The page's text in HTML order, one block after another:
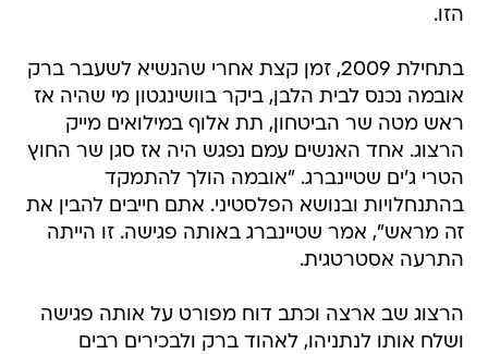
הזו.
בתחילת 2009, זמן קצת אחרי שהנשיא לשעבר ברק
אובמה נכנס לבית הלבן, ביקר בוושינגטון מי שהיה אז
ראש מטה שר הביטחון, תת אלוף במילואים מייק
הרצוג. אחד האנשים עמם נפגש היה אז סגן שר החוץ
הטרי ג'ים שטיינברג. "אובמה הולך להתמקד
בהתנחלויות ובנושא הפלסטיני. אתם חייבים להבין את
זה מראש", אמר שטיינברג באותה פגישה. זו הייתה
התרעה אסטרטגית.
הרצוג שב ארצה וכתב דוח מפורט על אותה פגישה
ושלח אותו לנתניהו, לאהוד ברק ולבכירים רבים